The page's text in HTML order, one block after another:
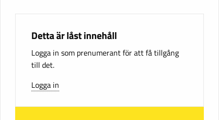
Detta är låst innehåll
Logga in som prenumerant för att få tillgång
till det.
Logga in